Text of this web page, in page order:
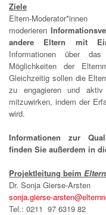
Ziele
Eltern-
moderieren
andere Eltern mit
Informationen über
Möglichkeiten der
Gleichzeitig sollen die
zu engagieren und
mitzuwirken, indem der
wird.
Informationen zur
finden Sie außerdem in
Projektleitung beim
Dr. Sonja Gierse-Arsten
sonja.gierse-
Tel.: 0211 97 6319 82